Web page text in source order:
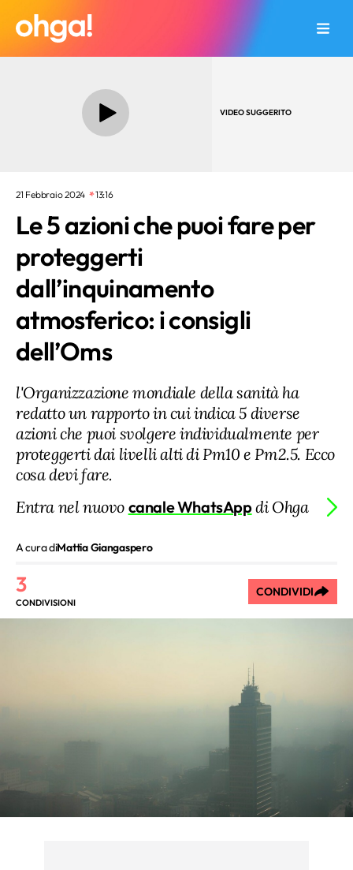
VIDEO SUGGERITO
21 Febbraio 2024 13:16
Le 5 azioni che puoi fare per
proteggerti
dall’inquinamento
atmosferico: i consigli
dell’Oms
l'Organizzazione mondiale della sanità ha
redatto un rapporto in cui indica 5 diverse
azioni che puoi svolgere individualmente per
proteggerti dai livelli alti di Pm10 e Pm2.5. Ecco
cosa devi fare.
Entra nel nuovo canale WhatsAppdi Ohga
A cura diMattia Giangaspero
3
CONDIVISIONI
CONDIVIDI